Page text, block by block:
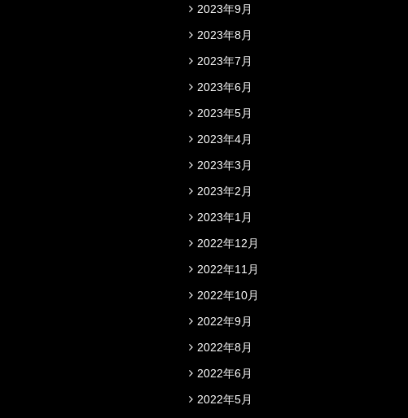
2023年9月
2023年8月
2023年7月
2023年6月
2023年5月
2023年4月
2023年3月
2023年2月
2023年1月
2022年12月
2022年11月
2022年10月
2022年9月
2022年8月
2022年6月
2022年5月